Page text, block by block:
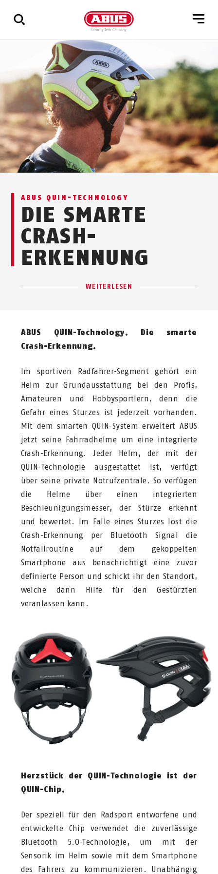
alle
Ergebnisse
ABUS QUIN-TECHNOLOGY
DIE SMARTE
CRASH-
ERKENNUNG
WEITERLESEN
ABUS QUIN-Technology. Die smarte
Crash-Erkennung.
Im sportiven Radfahrer-Segment gehört ein
Helm zur Grundausstattung bei den Profis,
Amateuren und Hobbysportlern, denn die
Gefahr eines Sturzes ist jederzeit vorhanden.
Mit dem smarten QUIN-System erweitert ABUS
jetzt seine Fahrradhelme um eine integrierte
Crash-Erkennung. Jeder Helm, der mit der
QUIN-Technologie ausgestattet ist, verfügt
über seine private Notrufzentrale. So verfügen
die Helme über einen integrierten
Beschleunigungsmesser, der Stürze erkennt
und bewertet. Im Falle eines Sturzes löst die
Crash-Erkennung per Bluetooth Signal die
Notfallroutine auf dem gekoppelten
Smartphone aus benachrichtigt eine zuvor
definierte Person und schickt ihr den Standort,
welche dann Hilfe für den Gestürzten
veranlassen kann.
Herzstück der QUIN-Technologie ist der
QUIN-Chip.
Der speziell für den Radsport entworfene und
entwickelte Chip verwendet die zuverlässige
Bluetooth 5.0-Technologie, um mit der
Sensorik im Helm sowie mit dem Smartphone
des Fahrers zu kommunizieren. Unabhängig